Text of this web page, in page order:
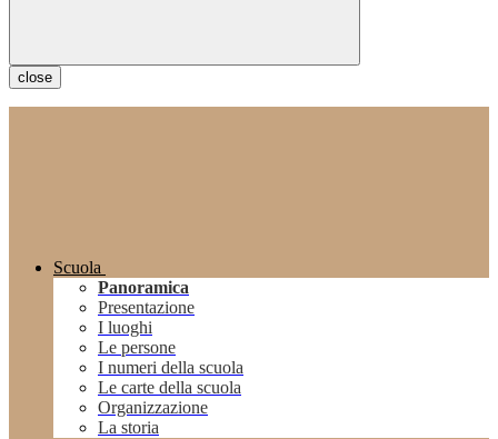
close
Scuola
Panoramica
Presentazione
I luoghi
Le persone
I numeri della scuola
Le carte della scuola
Organizzazione
La storia